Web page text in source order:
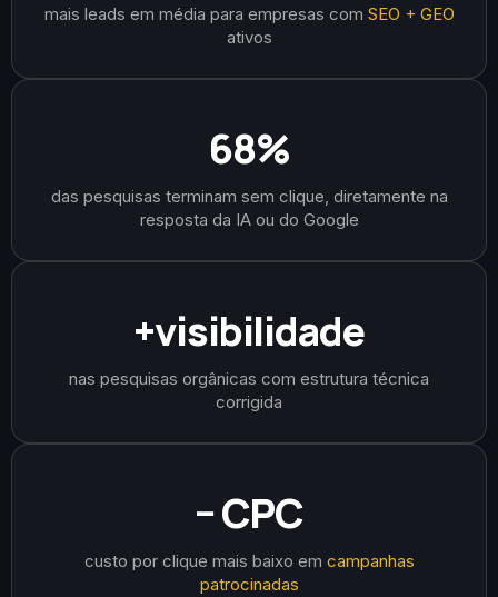
mais leads em média para empresas com SEO + GEO
ativos
68%
das pesquisas terminam sem clique, diretamente na
resposta da IA ou do Google
+visibilidade
nas pesquisas orgânicas com estrutura técnica
corrigida
− CPC
custo por clique mais baixo em campanhas
patrocinadas